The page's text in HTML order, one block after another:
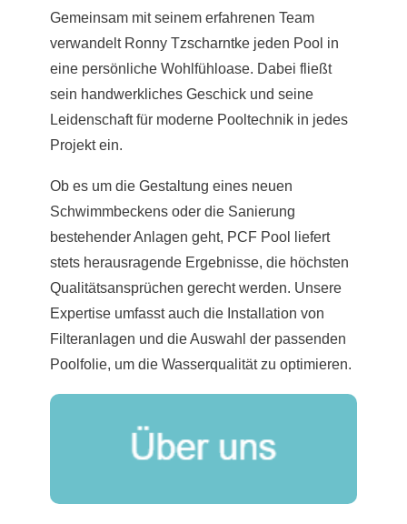
Gemeinsam mit seinem erfahrenen Team
verwandelt Ronny Tzscharntke jeden Pool in
eine persönliche Wohlfühloase. Dabei fließt
sein handwerkliches Geschick und seine
Leidenschaft für moderne Pooltechnik in jedes
Projekt ein.
Ob es um die Gestaltung eines neuen
Schwimmbeckens oder die Sanierung
bestehender Anlagen geht, PCF Pool liefert
stets herausragende Ergebnisse, die höchsten
Qualitätsansprüchen gerecht werden. Unsere
Expertise umfasst auch die Installation von
Filteranlagen und die Auswahl der passenden
Poolfolie, um die Wasserqualität zu optimieren.